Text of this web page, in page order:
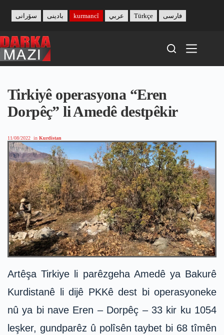
content
بادینی سۆرانی kurmancî عربي Türkçe فارسی
Tirkiyê operasyona “Eren
Dorpêç” li Amedê destpêkir
11/08/2022 in Kurdistan
Artêşa Tirkiye li parêzgeha Amedê ya Bakurê
Kurdistanê li dijê PKKê dest bi operasyoneke
nû ya bi nave Eren – Dorpêç – 33 kir ku 1054
leşker, gundparêz û polîsên taybet bi 68 tîmên